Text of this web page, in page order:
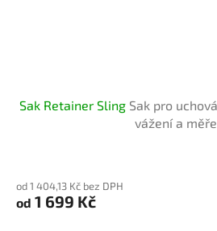
Sak Retainer Sling Sak pro
vážení a
od 1 404,13 Kč bez DPH
od 1 699 Kč